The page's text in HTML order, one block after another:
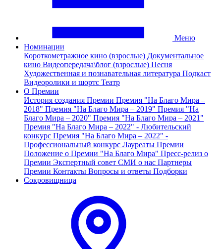
Меню
Номинации
Короткометражное кино (взрослые) Документальное
кино Видеопередача\блог (взрослые) Песня
Художественная и познавательная литература Подкаст
Видеоролики и шортс Театр
О Премии
История создания Премии Премия "На Благо Мира –
2018" Премия "На Благо Мира – 2019" Премия "На
Благо Мира – 2020" Премия "На Благо Мира – 2021"
Премия "На Благо Мира – 2022" - Любительский
конкурс Премия "На Благо Мира – 2022" -
Профессиональный конкурс Лауреаты Премии
Положение о Премии "На Благо Мира" Пресс-релиз о
Премии Экспертный совет СМИ о нас Партнеры
Премии Контакты Вопросы и ответы Подборки
Сокровищница